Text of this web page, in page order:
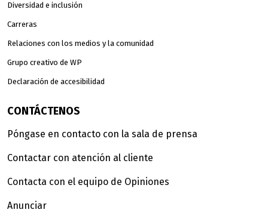
Diversidad e inclusión
Carreras
Relaciones con los medios y la comunidad
Grupo creativo de WP
Declaración de accesibilidad
CONTÁCTENOS
Póngase en contacto con la sala de prensa
Contactar con atención al cliente
Contacta con el equipo de Opiniones
Anunciar